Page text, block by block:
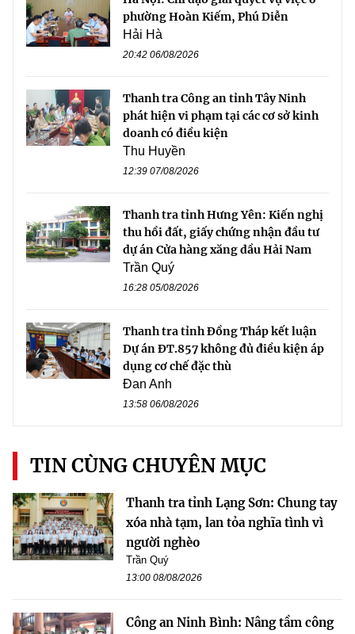
phường Hoàn Kiếm, Phú Diễn
Hải Hà
20:42 06/08/2026
Thanh tra Công an tỉnh Tây Ninh
phát hiện vi phạm tại các cơ sở kinh
doanh có điều kiện
Thu Huyền
12:39 07/08/2026
Thanh tra tỉnh Hưng Yên: Kiến nghị
thu hồi đất, giấy chứng nhận đầu tư
dự án Cửa hàng xăng dầu Hải Nam
Trần Quý
16:28 05/08/2026
Thanh tra tỉnh Đồng Tháp kết luận
Dự án ĐT.857 không đủ điều kiện áp
dụng cơ chế đặc thù
Đan Anh
13:58 06/08/2026
TIN CÙNG CHUYÊN MỤC
Thanh tra tỉnh Lạng Sơn: Chung tay
xóa nhà tạm, lan tỏa nghĩa tình vì
người nghèo
Trần Quý
13:00 08/08/2026
Công an Ninh Bình: Nâng tầm công